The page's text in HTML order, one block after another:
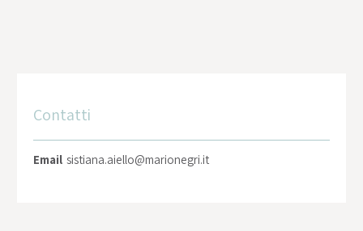
Contatti
Email sistiana.aiello@marionegri.it